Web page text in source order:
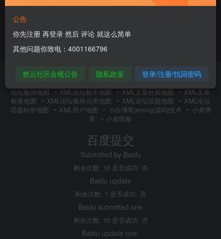
友链申请 内搜百度(内推) 免责声明 广告合作
关于我们
论坛板块地图
XML论坛帖子地图 XML文章分类地图
XML文章
标签地图
XML论坛板块分类地图 XML论坛话题地图
XML论坛
话题标签地图
XML用户地图 小白博客|emlog|源码|技术
小弟博
客
小皮面板
百度提交
Submitted by Baidu
剩余次数: 10 是否成功: 否
Baidu update
剩余次数: 1 是否成功: 否
Baidu submitted one
剩余次数: 10 是否成功: 否
Baidu update one.
公告
你先注册 再登录 然后 评论 就这么简单
其他问题你致电：4001166796
悠云社区合规公告 隐私政策 登录/注册/找回密码